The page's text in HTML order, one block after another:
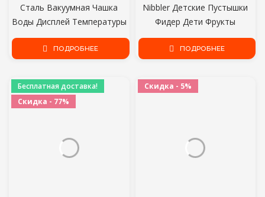
Сталь Вакуумная Чашка
Воды Дисплей Температуры
Чашки Бизнес-Подарок в
Автомобиле Термос
ПОДРОБНЕЕ
Nibbler Детские Пустышки
Фидер Дети Фрукты
кормление соска Безопасные
Поставки Соска Соска
ПОДРОБНЕЕ
Бесплатная доставка!
Скидка - 77%
Скидка - 5%